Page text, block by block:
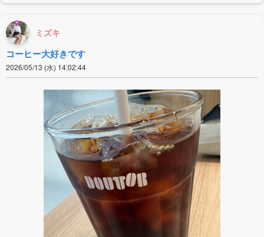
ミズキ
コーヒー大好きです
2026/05/13 (水) 14:02:44